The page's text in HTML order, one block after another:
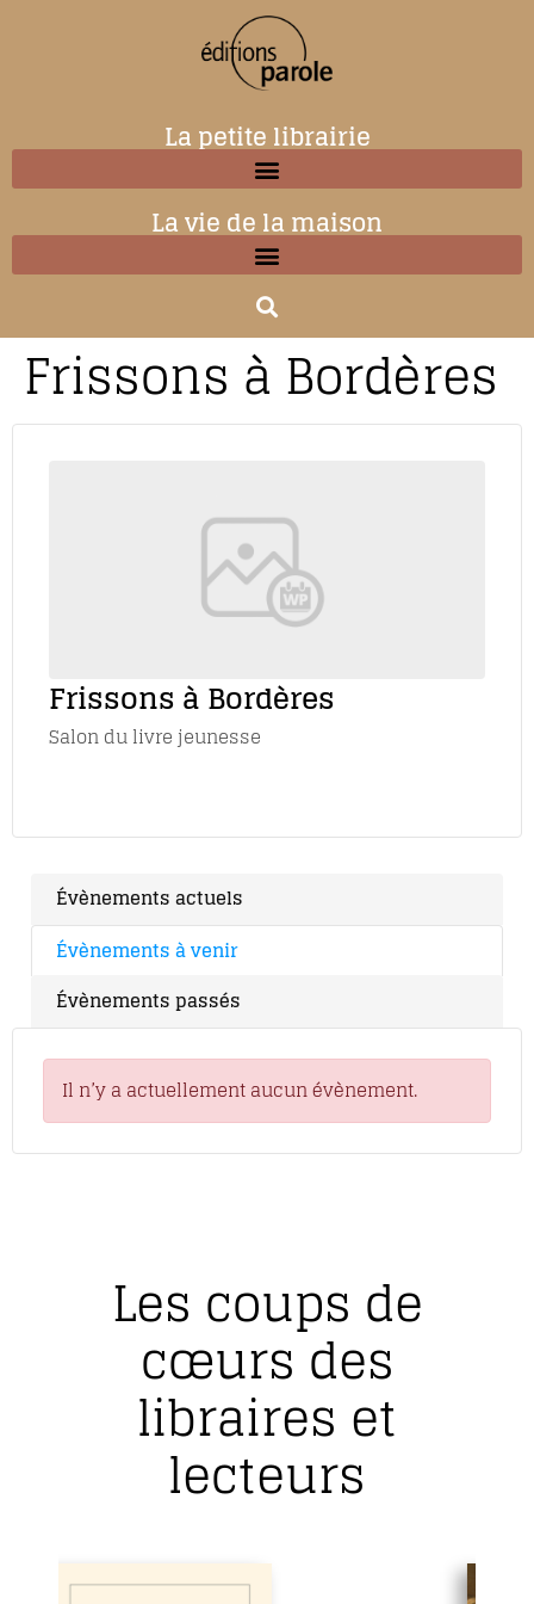
La petite librairie
La vie de la maison
Frissons à Bordères
Frissons à Bordères
Salon du livre jeunesse
Évènements actuels
Évènements à venir
Évènements passés
Il n’y a actuellement aucun évènement.
Les coups de
cœurs des
libraires et
lecteurs